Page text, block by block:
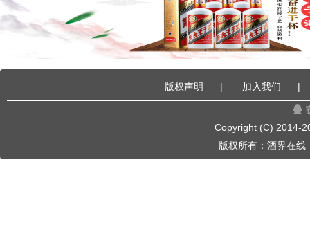
版权声明 | 加入我们 |
Copyright (C) 2014-
版权所有： 酒界在线